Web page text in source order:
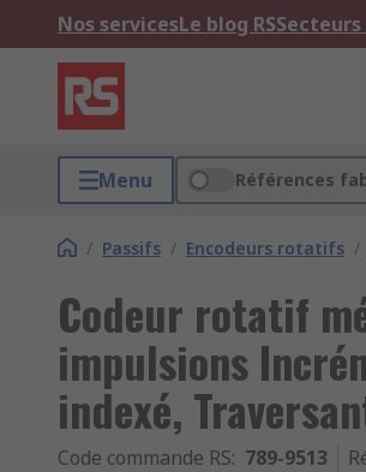
Nos servicesLe blog RS
Menu Références
/ Passifs / Encodeurs rotatifs /
Codeur rotatif
impulsions
indexé,
Code commande RS: 789-9513